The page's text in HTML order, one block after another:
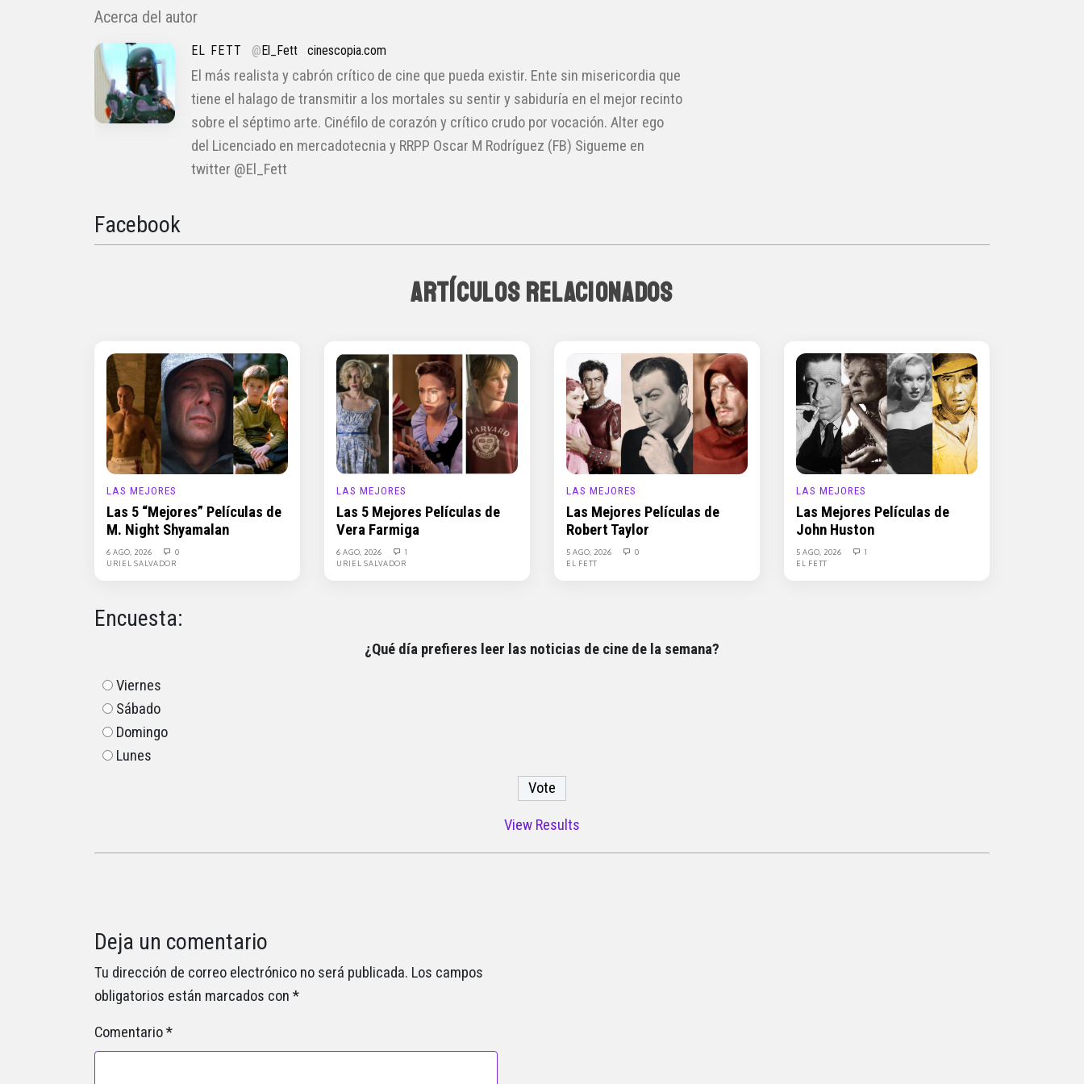
Acerca del autor
EL FETT @El_Fett cinescopia.com
El más realista y cabrón crítico de cine que pueda existir. Ente sin misericordia que
tiene el halago de transmitir a los mortales su sentir y sabiduría en el mejor recinto
sobre el séptimo arte. Cinéfilo de corazón y crítico crudo por vocación. Alter ego
del Licenciado en mercadotecnia y RRPP Oscar M Rodríguez (FB) Sigueme en
twitter @El_Fett
Facebook
ARTÍCULOS RELACIONADOS
LAS MEJORES
Las 5 “Mejores” Películas de
M. Night Shyamalan
6 AGO, 2026
0
URIEL SALVADOR
LAS MEJORES
Las 5 Mejores Películas de
Vera Farmiga
6 AGO, 2026
1
URIEL SALVADOR
LAS MEJORES
Las Mejores Películas de
Robert Taylor
5 AGO, 2026
0
EL FETT
LAS MEJORES
Las Mejores Películas de
John Huston
5 AGO, 2026
1
EL FETT
Encuesta:
¿Qué día prefieres leer las noticias de cine de la semana?
Viernes
Sábado
Domingo
Lunes
View Results
Deja un comentario
Tu dirección de correo electrónico no será publicada. Los campos
obligatorios están marcados con *
Comentario*